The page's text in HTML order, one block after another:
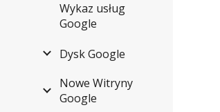
Wykaz usług
Google
Dysk Google
Nowe Witryny
Google